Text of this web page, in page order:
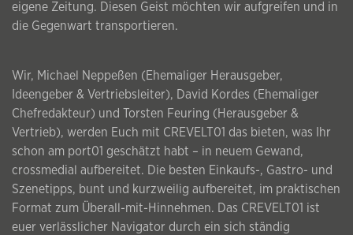
eigene Zeitung. Diesen Geist möchten wir aufgreifen und in
die Gegenwart transportieren.
Wir, Michael Neppeßen (Ehemaliger Herausgeber,
Ideengeber & Vertriebsleiter), David Kordes (Ehemaliger
Chefredakteur) und Torsten Feuring (Herausgeber &
Vertrieb), werden Euch mit CREVELT01 das bieten, was Ihr
schon am port01 geschätzt habt – in neuem Gewand,
crossmedial aufbereitet. Die besten Einkaufs-, Gastro- und
Szenetipps, bunt und kurzweilig aufbereitet, im praktischen
Format zum Überall-mit-Hinnehmen. Das CREVELT01 ist
euer verlässlicher Navigator durch ein sich ständig